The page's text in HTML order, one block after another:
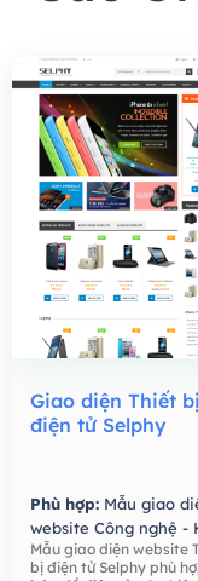
Giao diện Thiết bị
điện tử Selphy
Phù hợp: Mẫu giao
website Công nghệ -
thuật số,Mẫu giao
website Bán hàng -
Mẫu giao diện website
bị điện tử Selphy phù